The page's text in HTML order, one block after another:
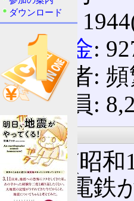
設立:
資本金:
代表者:
従業員:
沿革
1941(昭
急行電鉄
ダウンロード